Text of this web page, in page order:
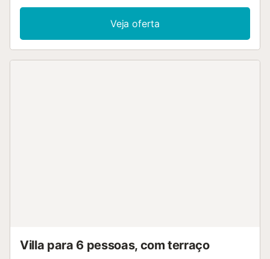
hidromassagem separada. Preço 1500 por semana,
precisamos de saber com pelo menos 5 dias de
antecedência. Os clientes devem pagar separadamente à
chegada em dinheiro. A quinta está equipada de forma
Veja oferta
Villa para 6 pessoas, com terraço